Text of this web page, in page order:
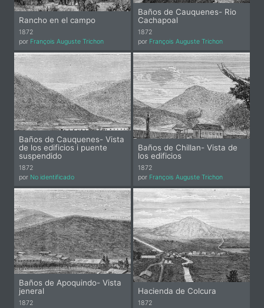
Rancho en el campo
1872
por François Auguste Trichon
Baños de Cauquenes- Rio
Cachapoal
1872
por François Auguste Trichon
Baños de Cauquenes- Vista
de los edificios i puente
suspendido
1872
por No identificado
Baños de Chillan- Vista de
los edificios
1872
por François Auguste Trichon
Baños de Apoquindo- Vista
jeneral
1872
Hacienda de Colcura
1872